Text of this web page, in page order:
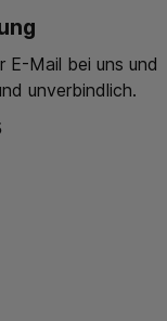
E-Mail bei uns und
unverbindlich.